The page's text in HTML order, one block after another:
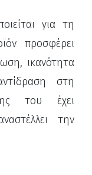
για τη
προσφέρει
ικανότητα
στη
του έχει
την